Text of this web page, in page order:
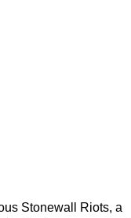
Stonewall Riots, a